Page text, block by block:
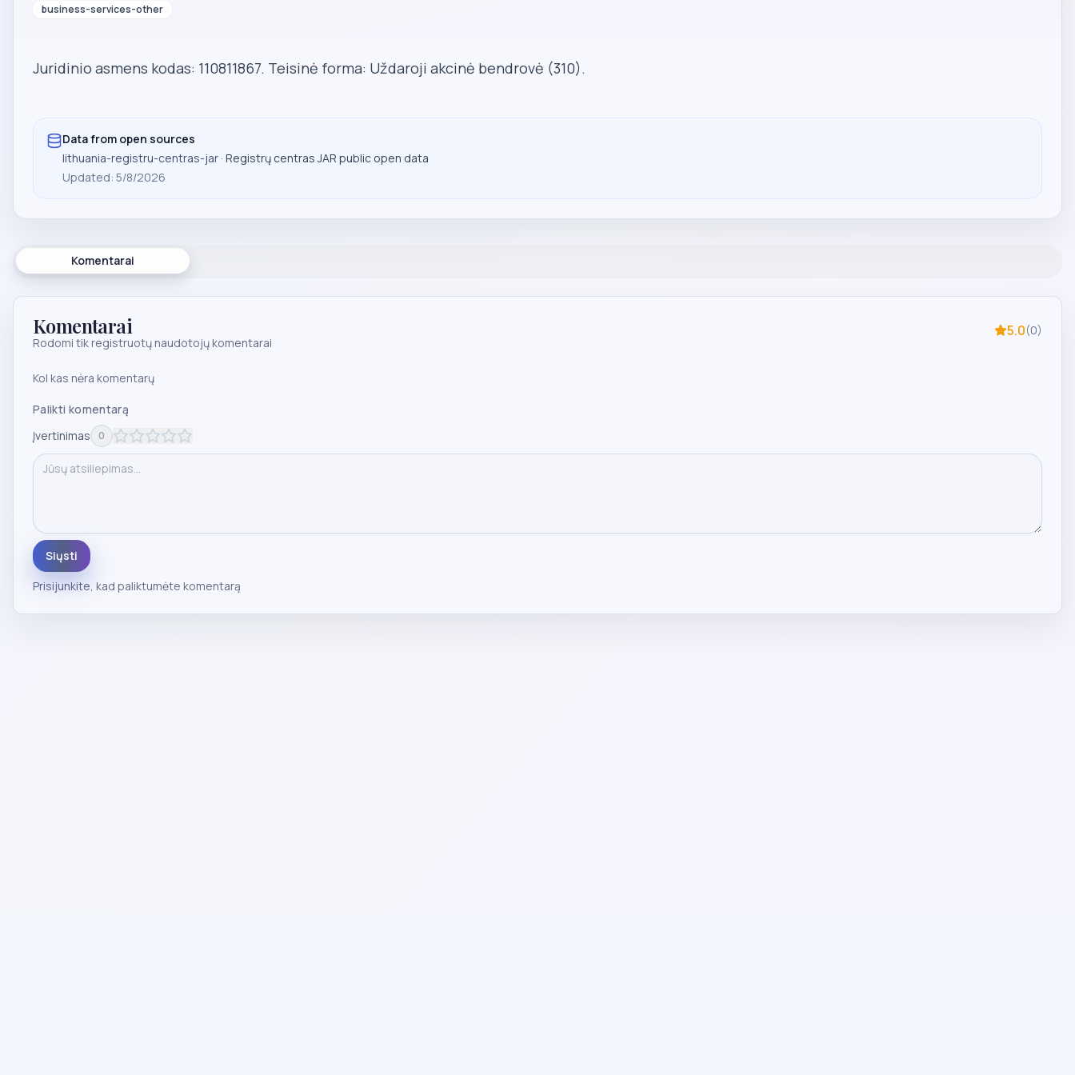
business-services-other
Juridinio asmens kodas: 110811867. Teisinė forma: Uždaroji akcinė bendrovė (310).
Data from open sources
lithuania-registru-centras-jar · Registrų centras JAR public open data
Updated: 5/8/2026
Komentarai
Komentarai
Rodomi tik registruotų naudotojų komentarai
5.0(0)
Kol kas nėra komentarų
Palikti komentarą
Įvertinimas
0
Siųsti
Prisijunkite, kad paliktumėte komentarą